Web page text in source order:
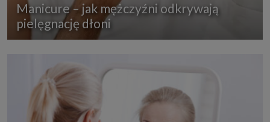
Manicure – jak mężczyźni odkrywają
pielęgnację dłoni